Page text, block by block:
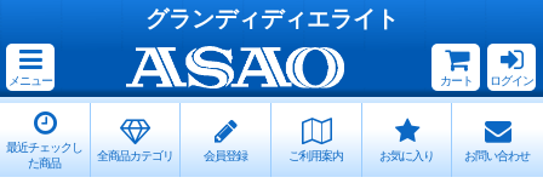
グランディディエライト
メニュー カート ログイン
最近チェックし
た商品
全商品カテゴリ 会員登録 ご利用案内 お気に入り お問い合わせ